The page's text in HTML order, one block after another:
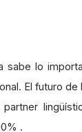
sabe lo
El futuro
.